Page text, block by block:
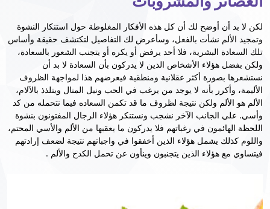
لكن لا بد أن أوضح لك أن كل هذه الأفكار المغلوطة حول استنكار النشوة
وتمجيد الألم نشأت بالفعل، وسأعرض لك التفاصيل لتكتشف حقيقة وأساس
تلك السعادة البشرية، فلا أحد يرفض أو يكره أو يتجنب الشعور بالسعادة،
ولكن بفضل هؤلاء الأشخاص الذين لا يدركون بأن السعادة لا بد أن
نستشعرها بصورة أكثر عقلانية ومنطقية فيعرضهم هذا لمواجهة الظروف
الأليمة، وأكرر بأنه لا يوجد من يرغب في الحب ونيل المنال ويتلذذ بالآلام،
الألم هو الألم ولكن نتيجة لظروف ما قد تكمن السعاده فيما نتحمله من كد
وأسي. علي الجانب الآخر نشجب ونستنكر هؤلاء الرجال المفتونون بنشوة
اللحظة الهائمون في رغباتهم فلا يدركون ما يعقبها من الألم والأسي المحتم،
واللوم كذلك يشمل هؤلاء الذين أخفقوا في واجباتهم نتيجة لضعف إرادتهم
فيتساوي مع هؤلاء الذين يتجنبون وينأون عن تحمل الكدح والألم .